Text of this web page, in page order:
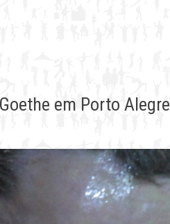
em Porto Alegre